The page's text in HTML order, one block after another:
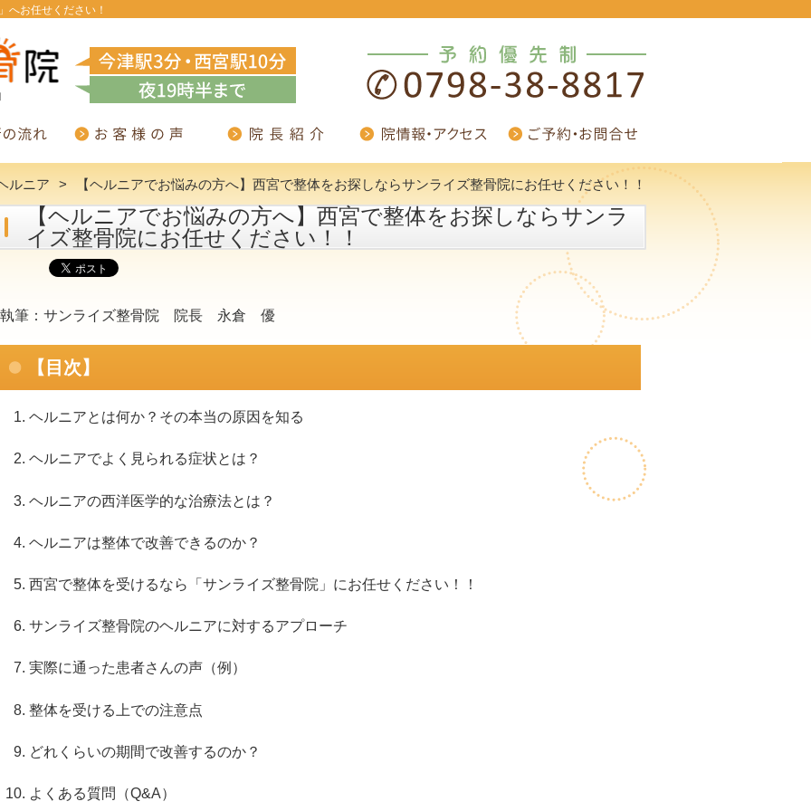
へお任せください！
ルニア 【ヘルニアでお悩みの方へ】西宮で整体をお探しならサンライズ整骨院にお任せください！！
【ヘルニアでお悩みの方へ】西宮で整体をお探しならサンラ
イズ整骨院にお任せください！！
執筆：サンライズ整骨院 院長 永倉 優
【目次】
ヘルニアとは何か？その本当の原因を知る
ヘルニアでよく見られる症状とは？
ヘルニアの西洋医学的な治療法とは？
ヘルニアは整体で改善できるのか？
西宮で整体を受けるなら「サンライズ整骨院」にお任せください！！
サンライズ整骨院のヘルニアに対するアプローチ
実際に通った患者さんの声（例）
整体を受ける上での注意点
どれくらいの期間で改善するのか？
よくある質問（Q&A）